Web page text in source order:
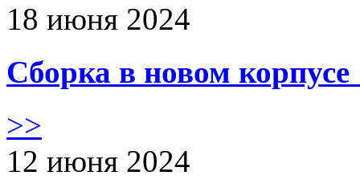
18 июня 2024
Сборка в новом
>>
12 июня 2024